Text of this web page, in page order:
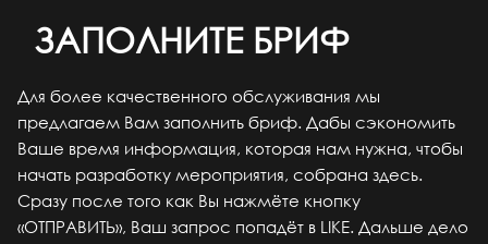
ЗАПОЛНИТЕ БРИФ
Для более качественного обслуживания мы
предлагаем Вам заполнить бриф. Дабы сэкономить
Ваше время информация, которая нам нужна, чтобы
начать разработку мероприятия, собрана здесь.
Сразу после того как Вы нажмёте кнопку
«ОТПРАВИТЬ», Ваш запрос попадёт в LIKE. Дальше дело